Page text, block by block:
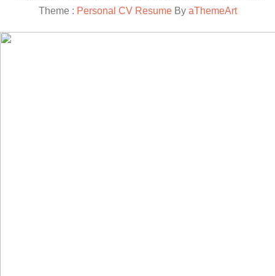
Theme : Personal CV ResumeBy aThemeArt